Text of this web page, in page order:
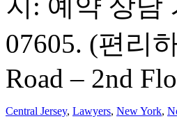
지: 예약 상담
07605. (편리
Road – 2nd
Central Jersey, Lawyers, New York,